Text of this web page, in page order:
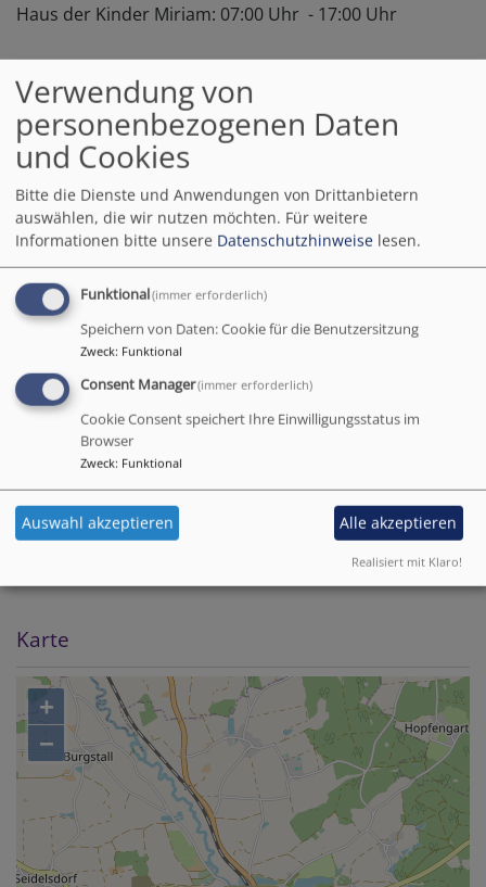
Haus der Kinder Miriam: 07:00 Uhr - 17:00 Uhr
Als Träger von insgesamt drei Kindertagesstätten in
Dinkelsbühl trägt die evang.-luth. Kirchengemeinde
Dinkelsbühl zu dem Betreuungsangebot für Kinder in
bei.
Unsere Einrichtungen sind:
-Kindertagesstätte St. Paulin der Nördlinger Str. 4
Dietrich-Bonhoeffer KindertagesstätteBerliner Str.1
-Haus der Kinder Miriamin der Lorestraße 4
Über die einzelnen Einrichtungen informieren Sie sich
bitte auf den entsprechenden Seiten. Gemeinsam
haben wir ein Leitbild entworfen:
Leitbild der Einrichtungen 11.88 KB
Karte
+
−
Verwendung von
personenbezogenen Daten
und Cookies
Bitte die Dienste und Anwendungen von Drittanbietern
auswählen, die wir nutzen möchten. Für weitere
Informationen bitte unsere Datenschutzhinweise lesen.
Funktional(immer erforderlich)
Speichern von Daten: Cookie für die Benutzersitzung
Zweck: Funktional
Consent Manager(immer erforderlich)
Cookie Consent speichert Ihre Einwilligungsstatus im
Browser
Zweck: Funktional
Auswahl akzeptieren Alle akzeptieren
Realisiert mit Klaro!